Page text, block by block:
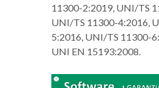
11300-2:2019, UNI/TS
UNI/TS 11300-4:2016,
5:2016, UNI/TS 11300-
UNI EN 15193:2008.